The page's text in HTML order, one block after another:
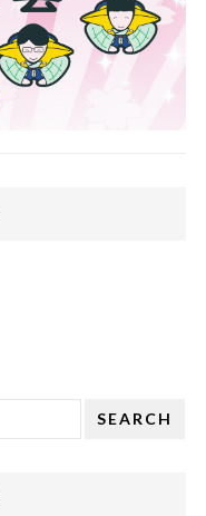
SEARCH